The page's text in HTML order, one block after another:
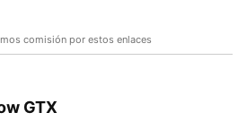
comisión por estos enlaces
GTX